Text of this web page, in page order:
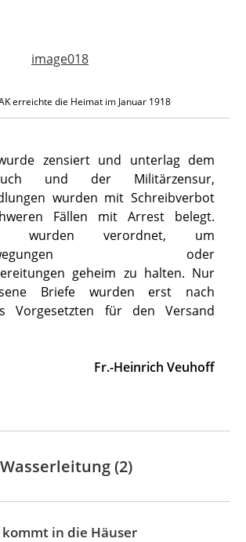
erreichte die Heimat im Januar 1918
zensiert und unterlag dem
und der Militärzensur,
wurden mit Schreibverbot
Fällen mit Arrest belegt.
wurden verordnet, um
oder
geheim zu halten. Nur
Briefe wurden erst nach
Vorgesetzten für den Versand
Fr.-Heinrich Veuhoff
(2)
kommt in die Häuser